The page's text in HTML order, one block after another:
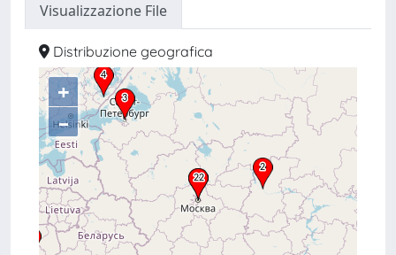
Visualizzazione File
Distribuzione geografica
+
–